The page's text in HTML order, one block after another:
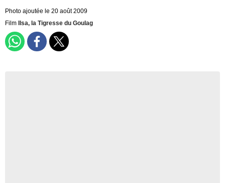
Photo ajoutée le 20 août 2009
Film
Ilsa, la Tigresse du Goulag